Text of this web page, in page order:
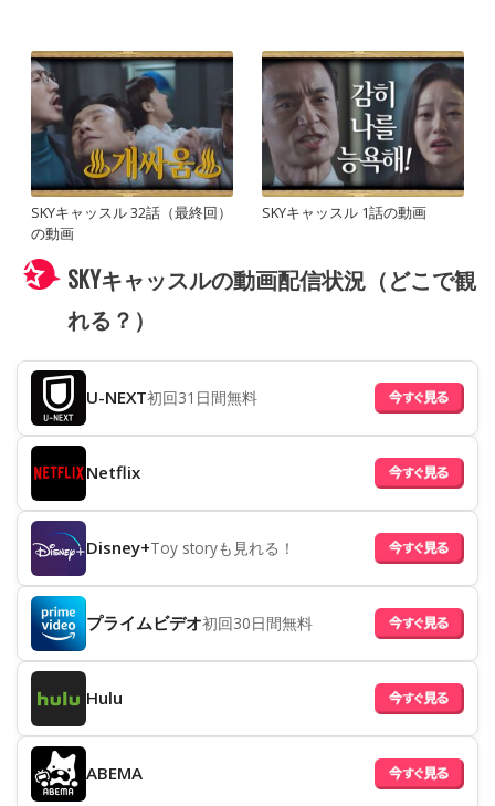
SKYキャッスル 32話（最終回）
の動画
SKYキャッスル 1話の動画
SKYキャッスルの動画配信状況（どこで観
れる？）
U-NEXT初回31日間無料
Netflix
Disney+Toy storyも見れる！
プライムビデオ初回30日間無料
Hulu
ABEMA